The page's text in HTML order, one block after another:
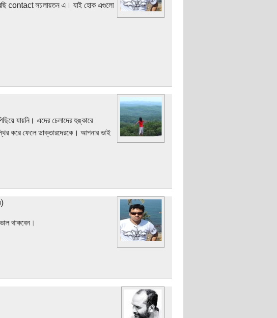
contact সচলায়তন এ। যাই হোক এগুলো
যায়নি। এদের চেলাদের হুঙ্কারে
করে ফেলে ডাক্তারদেরকে। আপনার ভাই
থাকবেন।